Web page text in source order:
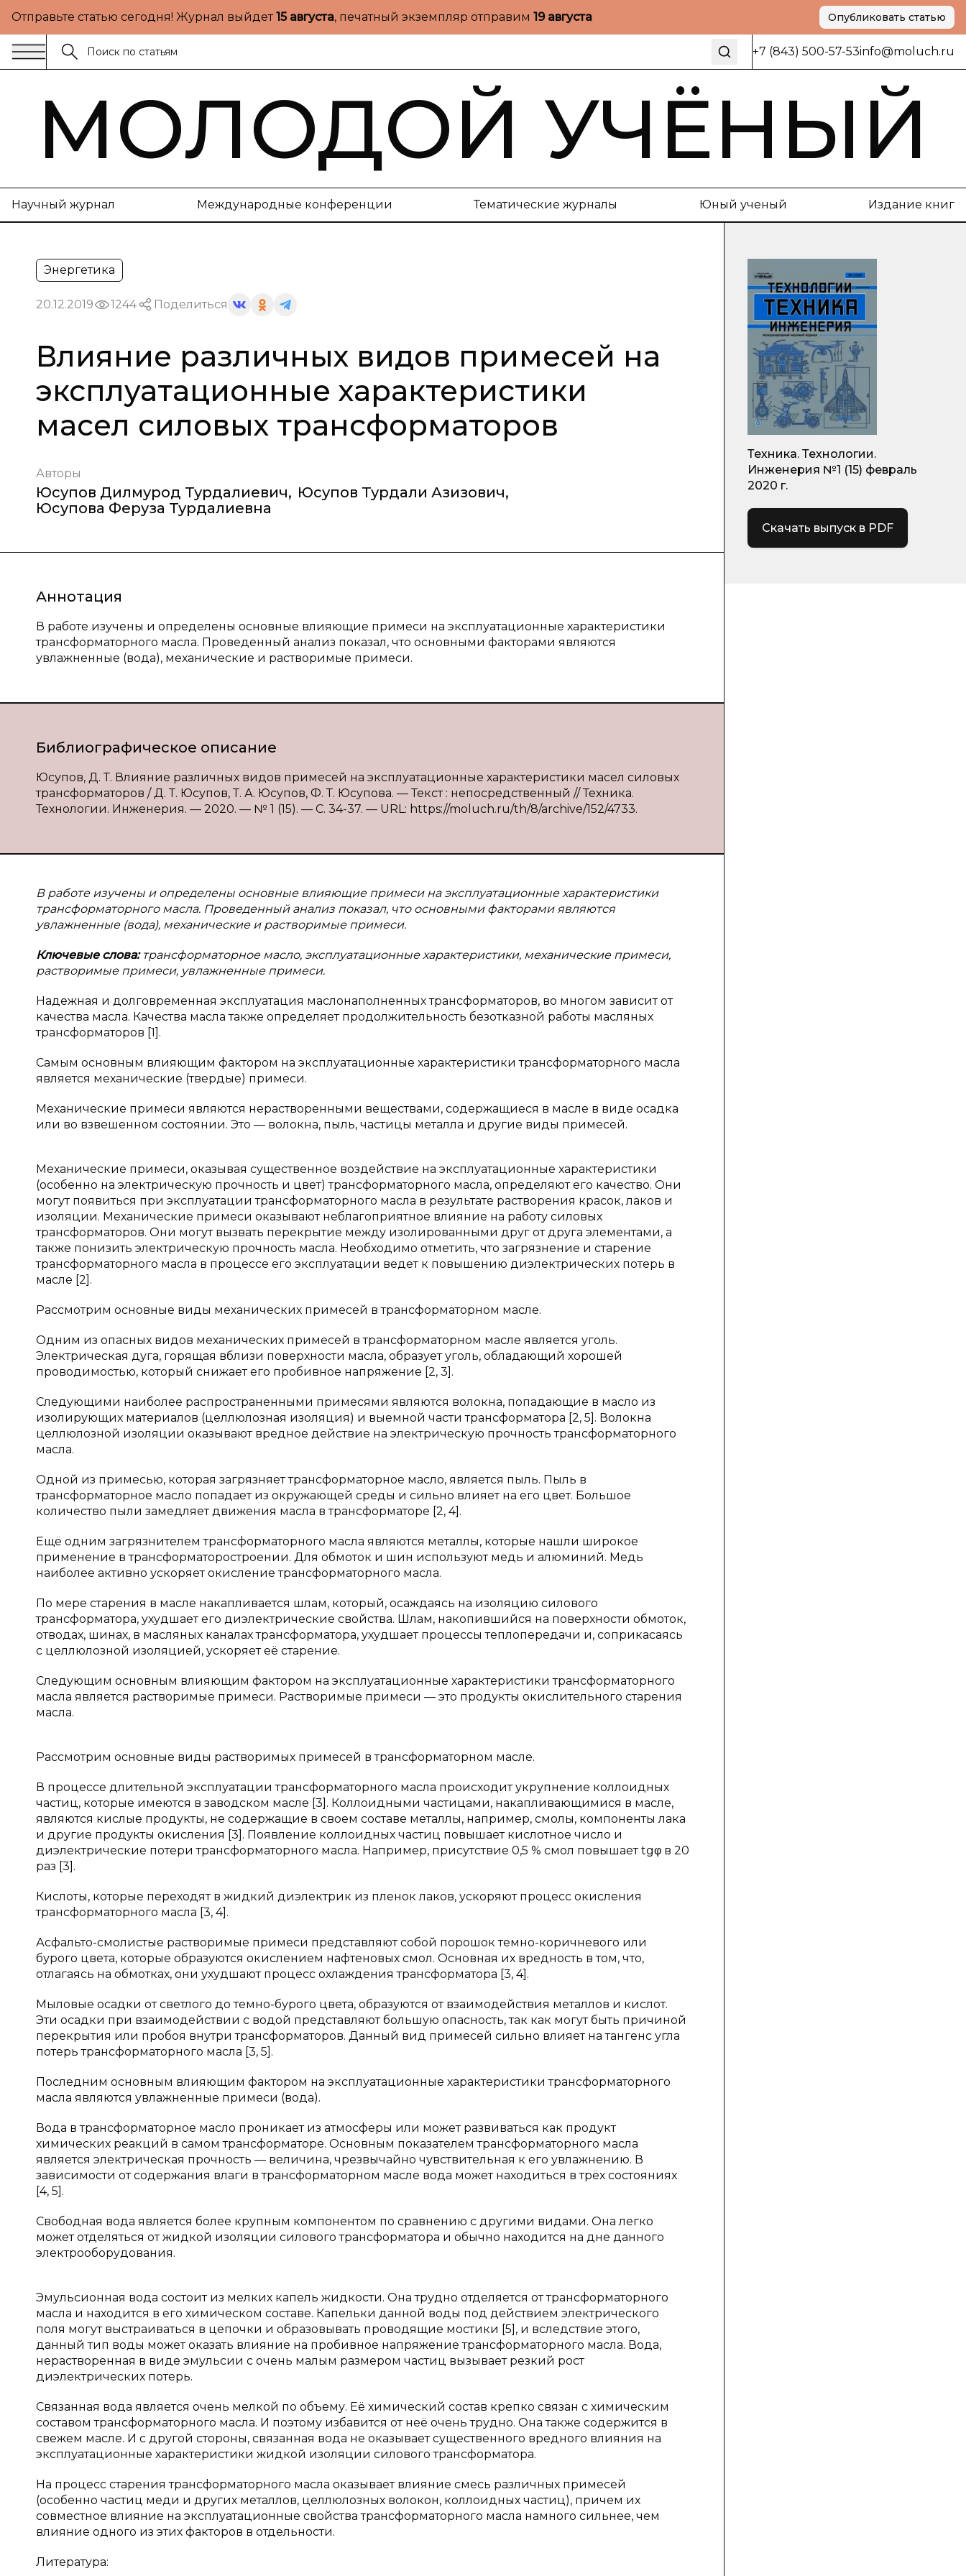
Отправьте статью сегодня! Журнал выйдет15 августа, печатный экземпляр отправим 19 августа Опубликовать статью
+7 (843) 500-57-53info@moluch.ru
МОЛОДОЙ УЧЁНЫЙ
Научный журнал Международные конференции Тематические журналы Юный ученый Издание книг
Энергетика
20.12.2019 1244 Поделиться
Влияние различных видов примесей на
эксплуатационные характеристики
масел силовых трансформаторов
Авторы
Юсупов Дилмурод Турдалиевич, Юсупов Турдали Азизович,
Юсупова Феруза Турдалиевна
Аннотация
В работе изучены и определены основные влияющие примеси на эксплуатационные характеристики
трансформаторного масла. Проведенный анализ показал, что основными факторами являются
увлажненные (вода), механические и растворимые примеси.
Библиографическое описание
Юсупов, Д. Т. Влияние различных видов примесей на эксплуатационные характеристики масел силовых
трансформаторов / Д. Т. Юсупов, Т. А. Юсупов, Ф. Т. Юсупова. — Текст : непосредственный // Техника.
Технологии. Инженерия. — 2020. — № 1 (15). — С. 34-37. — URL: https://moluch.ru/th/8/archive/152/4733.
В работе изучены и определены основные влияющие примеси на эксплуатационные характеристики
трансформаторного масла. Проведенный анализ показал, что основными факторами являются
увлажненные (вода), механические и растворимые примеси.
Ключевые слова:трансформаторное масло, эксплуатационные характеристики, механические примеси,
растворимые примеси, увлажненные примеси.
Надежная и долговременная эксплуатация маслонаполненных трансформаторов, во многом зависит от
качества масла. Качества масла также определяет продолжительность безотказной работы масляных
трансформаторов [1].
Самым основным влияющим фактором на эксплуатационные характеристики трансформаторного масла
является механические (твердые) примеси.
Механические примеси являются нерастворенными веществами, содержащиеся в масле в виде осадка
или во взвешенном состоянии. Это — волокна, пыль, частицы металла и другие виды примесей.
Механические примеси, оказывая существенное воздействие на эксплуатационные характеристики
(особенно на электрическую прочность и цвет) трансформаторного масла, определяют его качество. Они
могут появиться при эксплуатации трансформаторного масла в результате растворения красок, лаков и
изоляции. Механические примеси оказывают неблагоприятное влияние на работу силовых
трансформаторов. Они могут вызвать перекрытие между изолированными друг от друга элементами, а
также понизить электрическую прочность масла. Необходимо отметить, что загрязнение и старение
трансформаторного масла в процессе его эксплуатации ведет к повышению диэлектрических потерь в
масле [2].
Рассмотрим основные виды механических примесей в трансформаторном масле.
Одним из опасных видов механических примесей в трансформаторном масле является уголь.
Электрическая дуга, горящая вблизи поверхности масла, образует уголь, обладающий хорошей
проводимостью, который снижает его пробивное напряжение [2, 3].
Следующими наиболее распространенными примесями являются волокна, попадающие в масло из
изолирующих материалов (целлюлозная изоляция) и выемной части трансформатора [2, 5]. Волокна
целлюлозной изоляции оказывают вредное действие на электрическую прочность трансформаторного
масла.
Одной из примесью, которая загрязняет трансформаторное масло, является пыль. Пыль в
трансформаторное масло попадает из окружающей среды и сильно влияет на его цвет. Большое
количество пыли замедляет движения масла в трансформаторе [2, 4].
Ещё одним загрязнителем трансформаторного масла являются металлы, которые нашли широкое
применение в трансформаторостроении. Для обмоток и шин используют медь и алюминий. Медь
наиболее активно ускоряет окисление трансформаторного масла.
По мере старения в масле накапливается шлам, который, осаждаясь на изоляцию силового
трансформатора, ухудшает его диэлектрические свойства. Шлам, накопившийся на поверхности обмоток,
отводах, шинах, в масляных каналах трансформатора, ухудшает процессы теплопередачи и, соприкасаясь
с целлюлозной изоляцией, ускоряет её старение.
Следующим основным влияющим фактором на эксплуатационные характеристики трансформаторного
масла является растворимые примеси. Растворимые примеси — это продукты окислительного старения
масла.
Рассмотрим основные виды растворимых примесей в трансформаторном масле.
В процессе длительной эксплуатации трансформаторного масла происходит укрупнение коллоидных
частиц, которые имеются в заводском масле [3]. Коллоидными частицами, накапливающимися в масле,
являются кислые продукты, не содержащие в своем составе металлы, например, смолы, компоненты лака
и другие продукты окисления [3]. Появление коллоидных частиц повышает кислотное число и
диэлектрические потери трансформаторного масла. Например, присутствие 0,5 % смол повышает tgφ в 20
раз [3].
Кислоты, которые переходят в жидкий диэлектрик из пленок лаков, ускоряют процесс окисления
трансформаторного масла [3, 4].
Асфальто-смолистые растворимые примеси представляют собой порошок темно-коричневого или
бурого цвета, которые образуются окислением нафтеновых смол. Основная их вредность в том, что,
отлагаясь на обмотках, они ухудшают процесс охлаждения трансформатора [3, 4].
Мыловые осадки от светлого до темно-бурого цвета, образуются от взаимодействия металлов и кислот.
Эти осадки при взаимодействии с водой представляют большую опасность, так как могут быть причиной
перекрытия или пробоя внутри трансформаторов. Данный вид примесей сильно влияет на тангенс угла
потерь трансформаторного масла [3, 5].
Последним основным влияющим фактором на эксплуатационные характеристики трансформаторного
масла являются увлажненные примеси (вода).
Вода в трансформаторное масло проникает из атмосферы или может развиваться как продукт
химических реакций в самом трансформаторе. Основным показателем трансформаторного масла
является электрическая прочность — величина, чрезвычайно чувствительная к его увлажнению. В
зависимости от содержания влаги в трансформаторном масле вода может находиться в трёх состояниях
[4, 5].
Свободная вода является более крупным компонентом по сравнению с другими видами. Она легко
может отделяться от жидкой изоляции силового трансформатора и обычно находится на дне данного
электрооборудования.
Эмульсионная вода состоит из мелких капель жидкости. Она трудно отделяется от трансформаторного
масла и находится в его химическом составе. Капельки данной воды под действием электрического
поля могут выстраиваться в цепочки и образовывать проводящие мостики [5], и вследствие этого,
данный тип воды может оказать влияние на пробивное напряжение трансформаторного масла. Вода,
нерастворенная в виде эмульсии с очень малым размером частиц вызывает резкий рост
диэлектрических потерь.
Связанная вода является очень мелкой по объему. Её химический состав крепко связан с химическим
составом трансформаторного масла. И поэтому избавится от неё очень трудно. Она также содержится в
свежем масле. И с другой стороны, связанная вода не оказывает существенного вредного влияния на
эксплуатационные характеристики жидкой изоляции силового трансформатора.
На процесс старения трансформаторного масла оказывает влияние смесь различных примесей
(особенно частиц меди и других металлов, целлюлозных волокон, коллоидных частиц), причем их
совместное влияние на эксплуатационные свойства трансформаторного масла намного сильнее, чем
влияние одного из этих факторов в отдельности.
Литература:
Техника. Технологии.
Инженерия №1 (15) февраль
2020 г.
Скачать выпуск в PDF